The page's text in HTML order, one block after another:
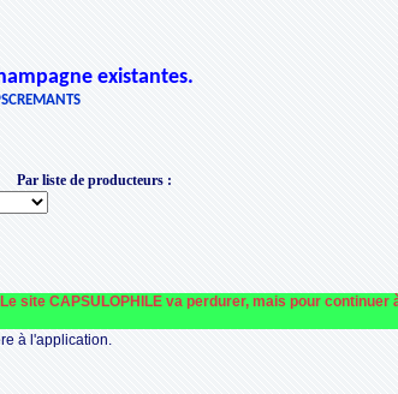
existantes.
Par liste de producteurs :
site CAPSULOPHILE va perdurer, mais pour continuer
à l'application.